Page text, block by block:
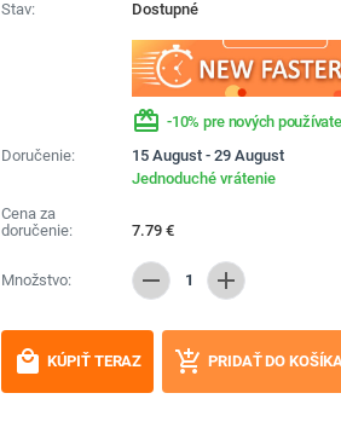
Stav: Dostupné
redeem -10% pre nových
Doručenie:
15 August - 29 August
Jednoduché vrátenie
Cena za
doručenie:
7.79€
Množstvo: remove 1 add
local_mall KÚPIŤ TERAZ add_shopping_cart PRIDAŤ DO